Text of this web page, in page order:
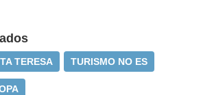
TERESA TURISMO NO ES